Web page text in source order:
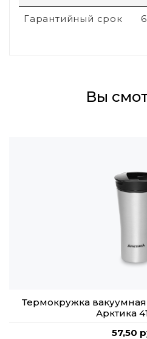
Гарантийный срок
Вы
Термокружка
Арктика
57,50